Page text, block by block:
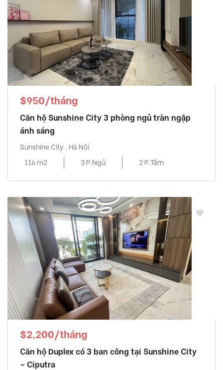
$950/tháng
Căn hộ Sunshine City 3 phòng ngủ tràn ngập
ánh sáng
Sunshine City , Hà Nội
116 m2
3 P.Ngủ 2 P.Tắm
$2,200/tháng
Căn hộ Duplex có 3 ban công tại Sunshine City
– Ciputra